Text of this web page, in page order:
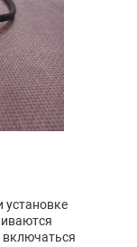
установке